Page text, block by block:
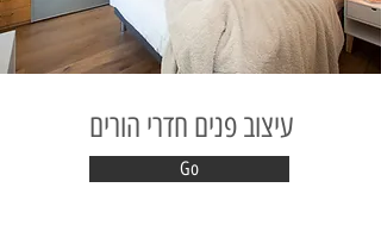
עיצוב פנים חדרי הורים
Go